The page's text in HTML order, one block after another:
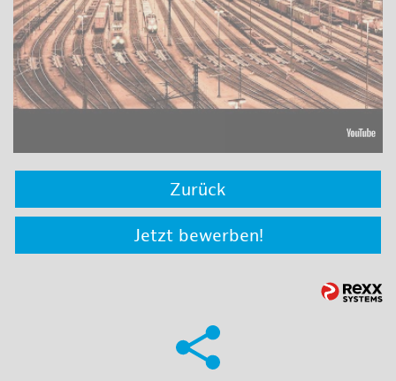
Zurück
Jetzt bewerben!